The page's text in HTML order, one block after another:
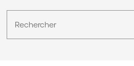
Rechercher